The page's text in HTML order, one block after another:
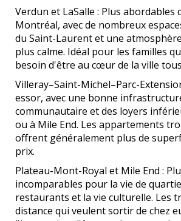
Verdun et LaSalle : Plus abordables
Montréal, avec de nombreux
du Saint-Laurent et une
plus calme. Idéal pour les familles
besoin d'être au cœur de la ville
Villeray–Saint-Michel–Parc-
essor, avec une bonne
communautaire et des loyers
ou à Mile End. Les appartements
offrent généralement plus de
prix.
Plateau-Mont-Royal et Mile End :
incomparables pour la vie de
restaurants et la vie culturelle. Les
distance qui veulent sortir de chez